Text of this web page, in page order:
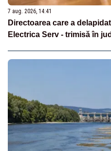
7 aug. 2026, 14:41
Directoarea care a
Electrica Serv - trimisă în